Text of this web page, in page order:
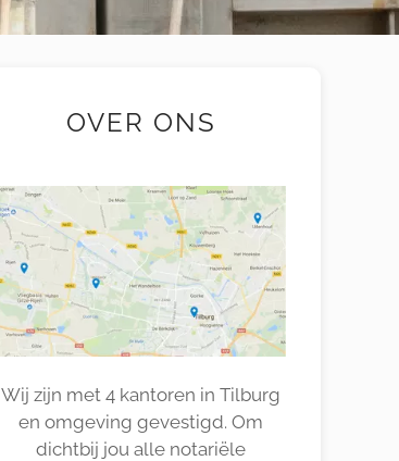
OVER ONS
Wij zijn met 4 kantoren in Tilburg
en omgeving gevestigd. Om
dichtbij jou alle notariële